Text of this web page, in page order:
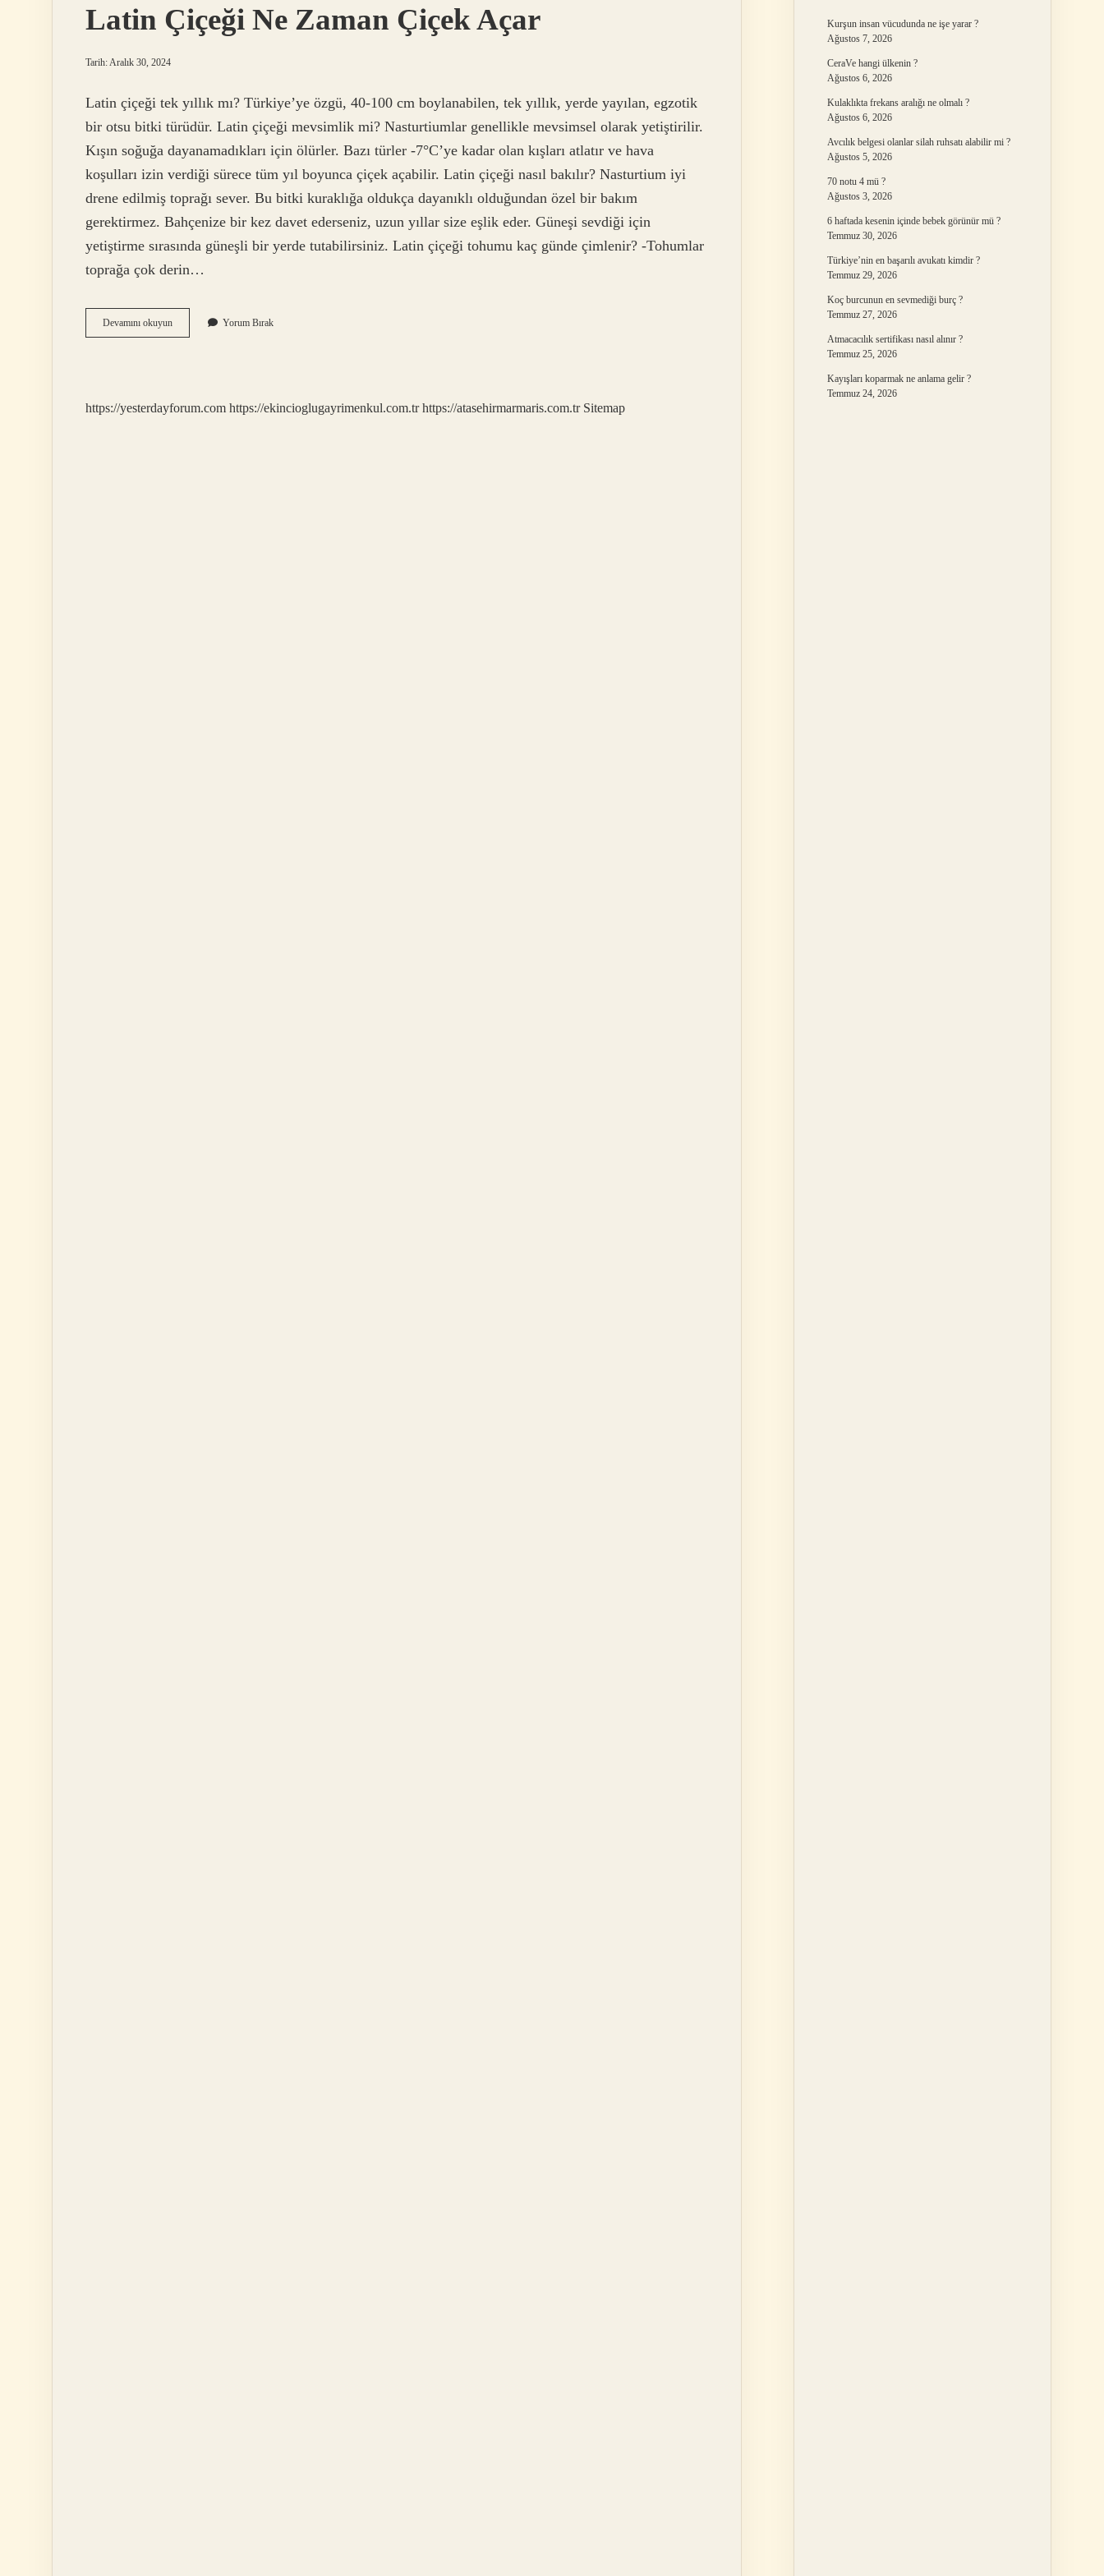
Latin Çiçeği Ne Zaman Çiçek Açar
Tarih: Aralık 30, 2024
Latin çiçeği tek yıllık mı? Türkiye’ye özgü, 40-100 cm boylanabilen, tek yıllık, yerde yayılan, egzotik
bir otsu bitki türüdür. Latin çiçeği mevsimlik mi? Nasturtiumlar genellikle mevsimsel olarak yetiştirilir.
Kışın soğuğa dayanamadıkları için ölürler. Bazı türler -7°C’ye kadar olan kışları atlatır ve hava
koşulları izin verdiği sürece tüm yıl boyunca çiçek açabilir. Latin çiçeği nasıl bakılır? Nasturtium iyi
drene edilmiş toprağı sever. Bu bitki kuraklığa oldukça dayanıklı olduğundan özel bir bakım
gerektirmez. Bahçenize bir kez davet ederseniz, uzun yıllar size eşlik eder. Güneşi sevdiği için
yetiştirme sırasında güneşli bir yerde tutabilirsiniz. Latin çiçeği tohumu kaç günde çimlenir? -Tohumlar
toprağa çok derin…
Devamını okuyunLatin
Çiçeği
Yorum Bırak
https://yesterdayforum.com https://ekincioglugayrimenkul.com.tr https://atasehirmarmaris.com.tr Sitemap
Kurşun insan vücudunda ne işe yarar ?
Ağustos 7, 2026
CeraVe hangi ülkenin ?
Ağustos 6, 2026
Kulaklıkta frekans aralığı ne olmalı ?
Ağustos 6, 2026
Avcılık belgesi olanlar silah ruhsatı alabilir mi ?
Ağustos 5, 2026
70 notu 4 mü ?
Ağustos 3, 2026
6 haftada kesenin içinde bebek görünür mü ?
Temmuz 30, 2026
Türkiye’nin en başarılı avukatı kimdir ?
Temmuz 29, 2026
Koç burcunun en sevmediği burç ?
Temmuz 27, 2026
Atmacacılık sertifikası nasıl alınır ?
Temmuz 25, 2026
Kayışları koparmak ne anlama gelir ?
Temmuz 24, 2026